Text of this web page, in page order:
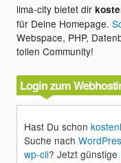
lima-city bietet dir
für Deine Homepage.
Webspace, PHP,
tollen Community!
Login zum
Hast Du schon
Suche nach
wp-cli? Jetzt günstige